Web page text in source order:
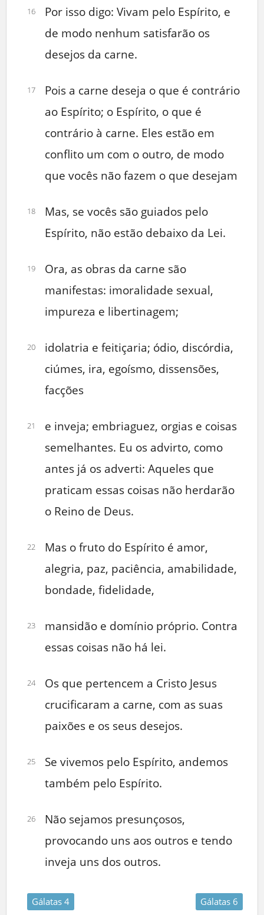
16
Por isso digo: Vivam pelo Espírito, e
de modo nenhum satisfarão os
desejos da carne.
17
Pois a carne deseja o que é contrário
ao Espírito; o Espírito, o que é
contrário à carne. Eles estão em
conflito um com o outro, de modo
que vocês não fazem o que desejam
18
Mas, se vocês são guiados pelo
Espírito, não estão debaixo da Lei.
19
Ora, as obras da carne são
manifestas: imoralidade sexual,
impureza e libertinagem;
20
idolatria e feitiçaria; ódio, discórdia,
ciúmes, ira, egoísmo, dissensões,
facções
21
e inveja; embriaguez, orgias e coisas
semelhantes. Eu os advirto, como
antes já os adverti: Aqueles que
praticam essas coisas não herdarão
o Reino de Deus.
22
Mas o fruto do Espírito é amor,
alegria, paz, paciência, amabilidade,
bondade, fidelidade,
23
mansidão e domínio próprio. Contra
essas coisas não há lei.
24
Os que pertencem a Cristo Jesus
crucificaram a carne, com as suas
paixões e os seus desejos.
25
Se vivemos pelo Espírito, andemos
também pelo Espírito.
26
Não sejamos presunçosos,
provocando uns aos outros e tendo
inveja uns dos outros.
Gálatas 4 Gálatas 6